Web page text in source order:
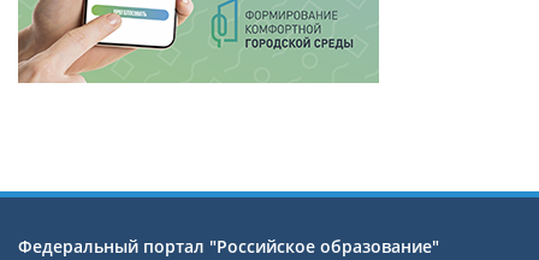
Федеральный портал "Российское образование"